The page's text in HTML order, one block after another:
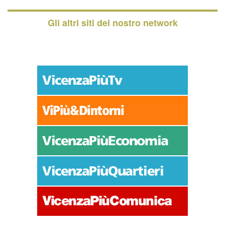
Gli altri siti del nostro network